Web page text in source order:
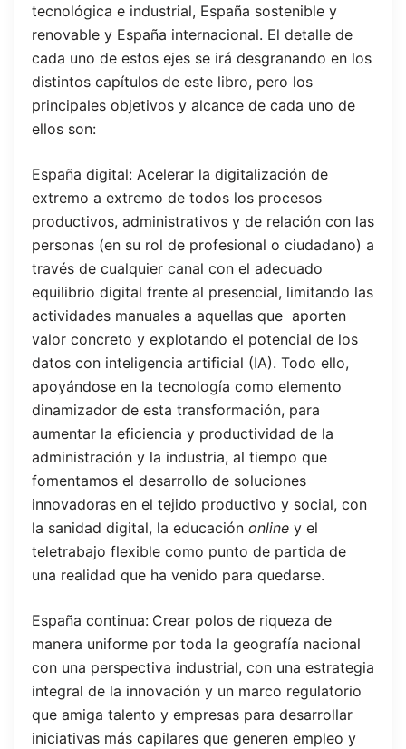
tecnológica e industrial, España sostenible y
renovable y España internacional. El detalle de
cada uno de estos ejes se irá desgranando en los
distintos capítulos de este libro, pero los
principales objetivos y alcance de cada uno de
ellos son:
España digital: Acelerar la digitalización de
extremo a extremo de todos los procesos
productivos, administrativos y de relación con las
personas (en su rol de profesional o ciudadano) a
través de cualquier canal con el adecuado
equilibrio digital frente al presencial, limitando las
actividades manuales a aquellas que aporten
valor concreto y explotando el potencial de los
datos con inteligencia artificial (IA). Todo ello,
apoyándose en la tecnología como elemento
dinamizador de esta transformación, para
aumentar la eficiencia y productividad de la
administración y la industria, al tiempo que
fomentamos el desarrollo de soluciones
innovadoras en el tejido productivo y social, con
la sanidad digital, la educación online y el
teletrabajo flexible como punto de partida de
una realidad que ha venido para quedarse.
España continua: Crear polos de riqueza de
manera uniforme por toda la geografía nacional
con una perspectiva industrial, con una estrategia
integral de la innovación y un marco regulatorio
que amiga talento y empresas para desarrollar
iniciativas más capilares que generen empleo y